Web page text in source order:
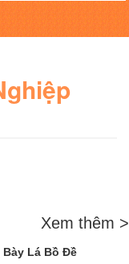
Xem thêm >
Lá Bồ Đề